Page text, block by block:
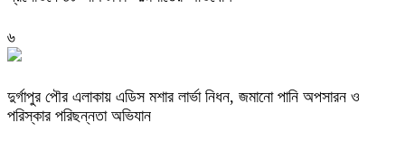
৬
দুর্গাপুর পৌর এলাকায় এডিস মশার লার্ভা নিধন, জমানো পানি অপসারন ও
পরিস্কার পরিছন্নতা অভিযান